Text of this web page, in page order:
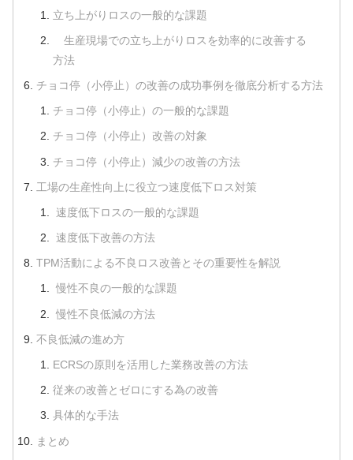
立ち上がりロスの一般的な課題
生産現場での立ち上がりロスを効率的に改善する
方法
チョコ停（小停止）の改善の成功事例を徹底分析する方法
チョコ停（小停止）の一般的な課題
チョコ停（小停止）改善の対象
チョコ停（小停止）減少の改善の方法
工場の生産性向上に役立つ速度低下ロス対策
速度低下ロスの一般的な課題
速度低下改善の方法
TPM活動による不良ロス改善とその重要性を解説
慢性不良の一般的な課題
慢性不良低減の方法
不良低減の進め方
ECRSの原則を活用した業務改善の方法
従来の改善とゼロにする為の改善
具体的な手法
まとめ